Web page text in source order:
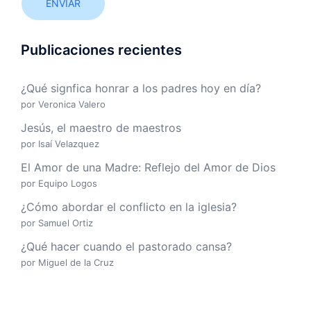
ENVIAR
Publicaciones recientes
¿Qué signfica honrar a los padres hoy en día?
por Veronica Valero
Jesús, el maestro de maestros
por Isaí Velazquez
El Amor de una Madre: Reflejo del Amor de Dios
por Equipo Logos
¿Cómo abordar el conflicto en la iglesia?
por Samuel Ortiz
¿Qué hacer cuando el pastorado cansa?
por Miguel de la Cruz